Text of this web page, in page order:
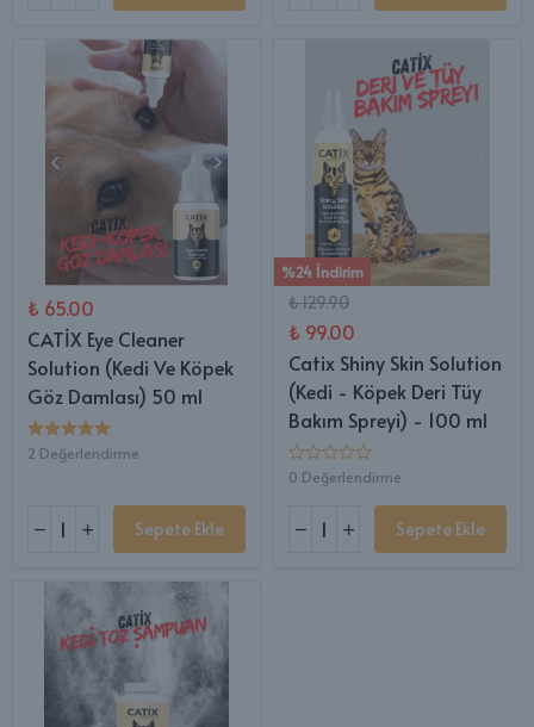
₺ 65.00
CATİX Eye Cleaner
Solution (Kedi Ve Köpek
Göz Damlası) 50 ml
2 Değerlendirme
Sepete Ekle
%24 İndirim
₺ 129.90
₺ 99.00
Catix Shiny Skin Solution
(Kedi - Köpek Deri Tüy
Bakım Spreyi) - 100 ml
0 Değerlendirme
Sepete Ekle